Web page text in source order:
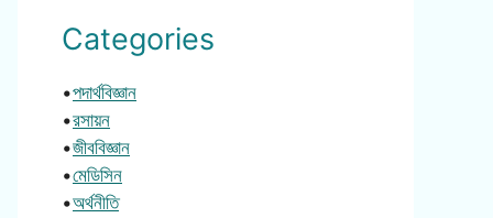
Categories
•পদার্থবিজ্ঞান
•রসায়ন
•জীববিজ্ঞান
•মেডিসিন
•অর্থনীতি